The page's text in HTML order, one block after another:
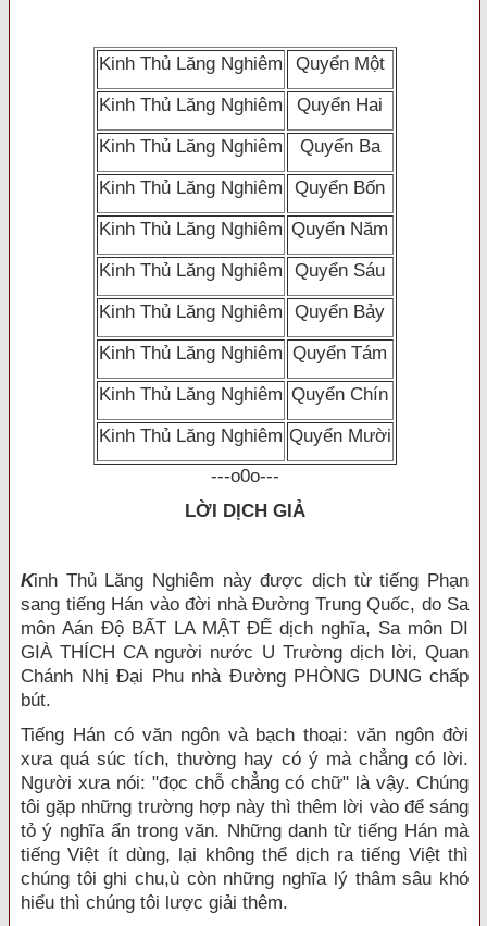
Kinh Thủ Lăng Nghiêm
Quyển Một
Kinh Thủ Lăng Nghiêm
Quyển Hai
Kinh Thủ Lăng Nghiêm
Quyển Ba
Kinh Thủ Lăng Nghiêm
Quyển Bốn
Kinh Thủ Lăng Nghiêm Quyển Năm
Kinh Thủ Lăng Nghiêm
Quyển Sáu
Kinh Thủ Lăng Nghiêm
Quyển Bảy
Kinh Thủ Lăng Nghiêm Quyển Tám
Kinh Thủ Lăng Nghiêm Quyển Chín
Kinh Thủ Lăng Nghiêm Quyển Mười
---o0o---
LỜI DỊCH GIẢ
Kinh Thủ Lăng Nghiêm này được dịch từ tiếng Phạn
sang tiếng Hán vào đời nhà Đường Trung Quốc, do Sa
môn Aán Độ BẤT LA MẬT ĐẾ dịch nghĩa, Sa môn DI
GIÀ THÍCH CA người nước U Trường dịch lời, Quan
Chánh Nhị Đại Phu nhà Đường PHÒNG DUNG chấp
bút.
Tiếng Hán có văn ngôn và bạch thoại: văn ngôn đời
xưa quá súc tích, thường hay có ý mà chẳng có lời.
Người xưa nói: "đọc chỗ chẳng có chữ" là vậy. Chúng
tôi gặp những trường hợp này thì thêm lời vào để sáng
tỏ ý nghĩa ẩn trong văn. Những danh từ tiếng Hán mà
tiếng Việt ít dùng, lại không thể dịch ra tiếng Việt thì
chúng tôi ghi chu,ù còn những nghĩa lý thâm sâu khó
hiểu thì chúng tôi lược giải thêm.